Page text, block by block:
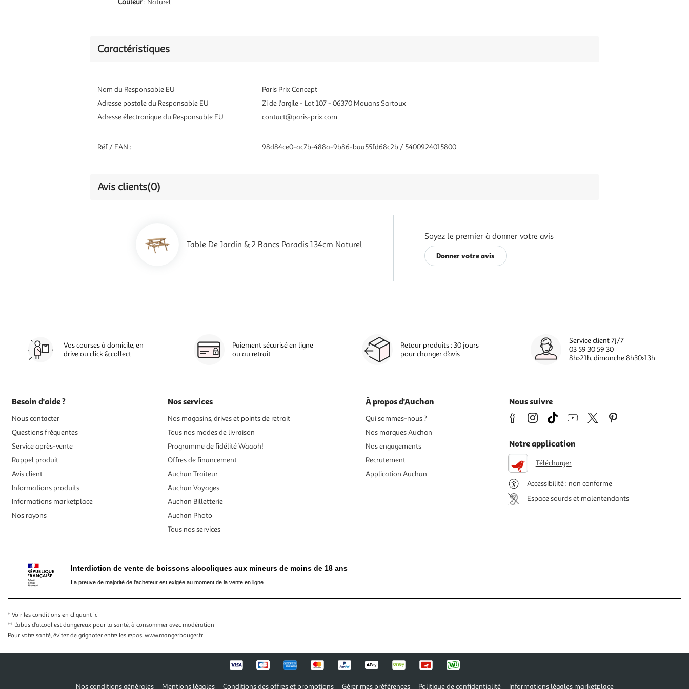
Couleur: Naturel
Caractéristiques
Nom du Responsable EU
Paris Prix Concept
Adresse postale du Responsable EU
Zi de l'argile - Lot 107 - 06370 Mouans Sartoux
Adresse électronique du Responsable EU
contact@paris-prix.com
Réf / EAN : 98d84ce0-ac7b-488a-9b86-baa55fd68c2b / 5400924015800
Avis clients(0)
Table De Jardin & 2 Bancs Paradis 134cm Naturel
Soyez le premier à donner votre avis
Donner votre avis
Vos courses à domicile, en
drive ou click & collect
Paiement sécurisé en ligne
ou au retrait
Retour produits : 30 jours
pour changer d’avis
Service client 7j/7
03 59 30 59 30
8h>21h, dimanche 8h30>13h
Besoin d'aide ?
Nous contacter
Questions fréquentes
Service après-vente
Rappel produit
Avis client
Informations produits
Informations marketplace
Nos rayons
Nos services
Nos magasins, drives et points de retrait
Tous nos modes de livraison
Programme de fidélité Waaoh!
Offres de financement
Auchan Traiteur
Auchan Voyages
Auchan Billetterie
Auchan Photo
Tous nos services
À propos d'Auchan
Qui sommes-nous ?
Nos marques Auchan
Nos engagements
Recrutement
Application Auchan
Nous suivre
Notre application
Télécharger
Accessibilité : non conforme
Espace sourds et malentendants
Interdiction de vente de boissons alcooliques aux mineurs de moins de 18 ans
La preuve de majorité de l'acheteur est exigée au moment de la vente en ligne.
* Voir les conditions en cliquant ici
** L’abus d’alcool est dangereux pour la santé, à consommer avec modération
Pour votre santé, évitez de grignoter entre les repas. www.mangerbouger.fr
Nos conditions générales Mentions légales Conditions des offres et promotions Gérer mes préférences Politique de confidentialité Informations légales marketplace